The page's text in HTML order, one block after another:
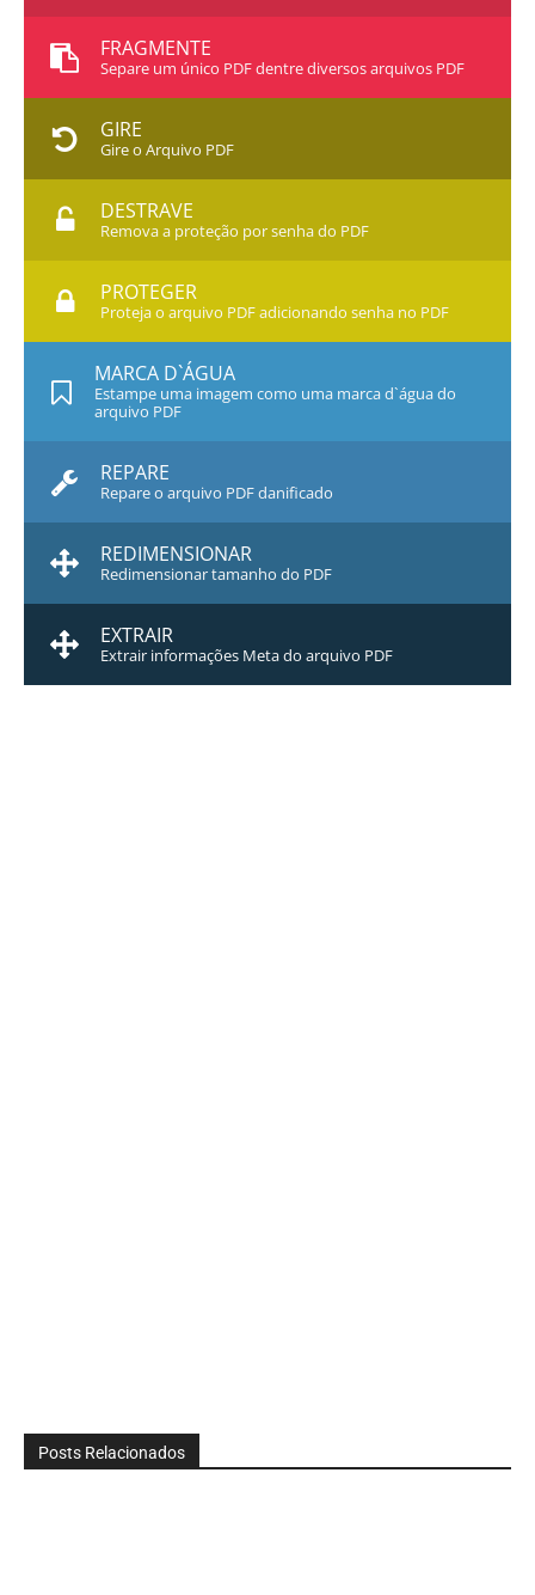
FRAGMENTE
Separe um único PDF dentre diversos arquivos PDF
GIRE
Gire o Arquivo PDF
DESTRAVE
Remova a proteção por senha do PDF
PROTEGER
Proteja o arquivo PDF adicionando senha no PDF
MARCA D`ÁGUA
Estampe uma imagem como uma marca d`água do
arquivo PDF
REPARE
Repare o arquivo PDF danificado
REDIMENSIONAR
Redimensionar tamanho do PDF
EXTRAIR
Extrair informações Meta do arquivo PDF
Posts Relacionados